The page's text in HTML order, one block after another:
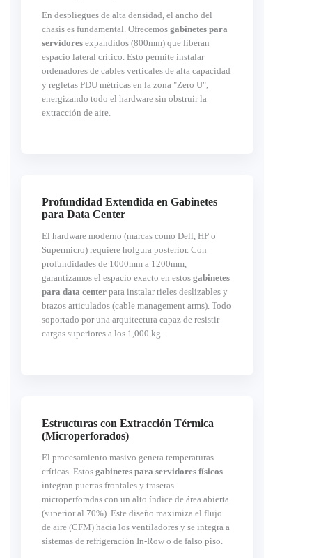
En despliegues de alta densidad, el ancho del
chasis es fundamental. Ofrecemos gabinetes para
servidores expandidos (800mm) que liberan
espacio lateral crítico. Esto permite instalar
ordenadores de cables verticales de alta capacidad
y regletas PDU métricas en la zona "Zero U",
energizando todo el hardware sin obstruir la
extracción de aire.
Profundidad Extendida en Gabinetes
para Data Center
El hardware moderno (marcas como Dell, HP o
Supermicro) requiere holgura posterior. Con
profundidades de 1000mm a 1200mm,
garantizamos el espacio exacto en estos gabinetes
para data center para instalar rieles deslizables y
brazos articulados (cable management arms). Todo
soportado por una arquitectura capaz de resistir
cargas superiores a los 1,000 kg.
Estructuras con Extracción Térmica
(Microperforados)
El procesamiento masivo genera temperaturas
críticas. Estos gabinetes para servidores físicos
integran puertas frontales y traseras
microperforadas con un alto índice de área abierta
(superior al 70%). Este diseño maximiza el flujo
de aire (CFM) hacia los ventiladores y se integra a
sistemas de refrigeración In-Row o de falso piso.